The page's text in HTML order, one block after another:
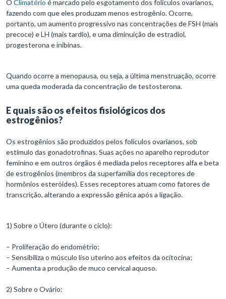
O Climatério é marcado pelo esgotamento dos folículos ovarianos,
fazendo com que eles produzam menos estrogênio. Ocorre,
portanto, um aumento progressivo nas concentrações de FSH (mais
precoce) e LH (mais tardio), e uma diminuição de estradiol,
progesterona e inibinas.
Quando ocorre a menopausa, ou seja, a última menstruação, ocorre
uma queda moderada da concentração de testosterona.
E quais são os efeitos fisiológicos dos
estrogênios?
Os estrogênios são produzidos pelos folículos ovarianos, sob
estímulo das gonadotrofinas. Suas ações no aparelho reprodutor
feminino e em outros órgãos é mediada pelos receptores alfa e beta
de estrogênios (membros da superfamília dos receptores de
hormônios esteróides). Esses receptores atuam como fatores de
transcrição, alterando a expressão gênica após a ligação.
1) Sobre o Útero (durante o ciclo):
– Proliferação do endométrio;
– Sensibiliza o músculo liso uterino aos efeitos da ocitocina;
– Aumenta a produção de muco cervical aquoso.
2) Sobre o Ovário: